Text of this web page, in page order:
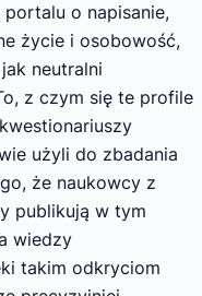
o napisanie,
życie i osobowość,
neutralni
z czym się te profile
użyli do zbadania
że naukowcy z
publikują w tym
wiedzy
takim odkryciom